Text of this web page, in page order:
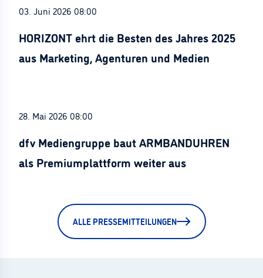
03. Juni 2026 08:00
HORIZONT ehrt die Besten des Jahres 2025
aus Marketing, Agenturen und Medien
28. Mai 2026 08:00
dfv Mediengruppe baut ARMBANDUHREN
als Premiumplattform weiter aus
ALLE PRESSEMITTEILUNGEN